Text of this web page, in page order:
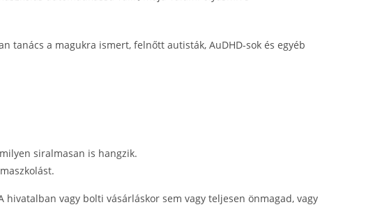
tanács a magukra ismert, felnőtt autisták, AuDHD-sok és egyéb
siralmasan is hangzik.
vagy bolti vásárláskor sem vagy teljesen önmagad, vagy